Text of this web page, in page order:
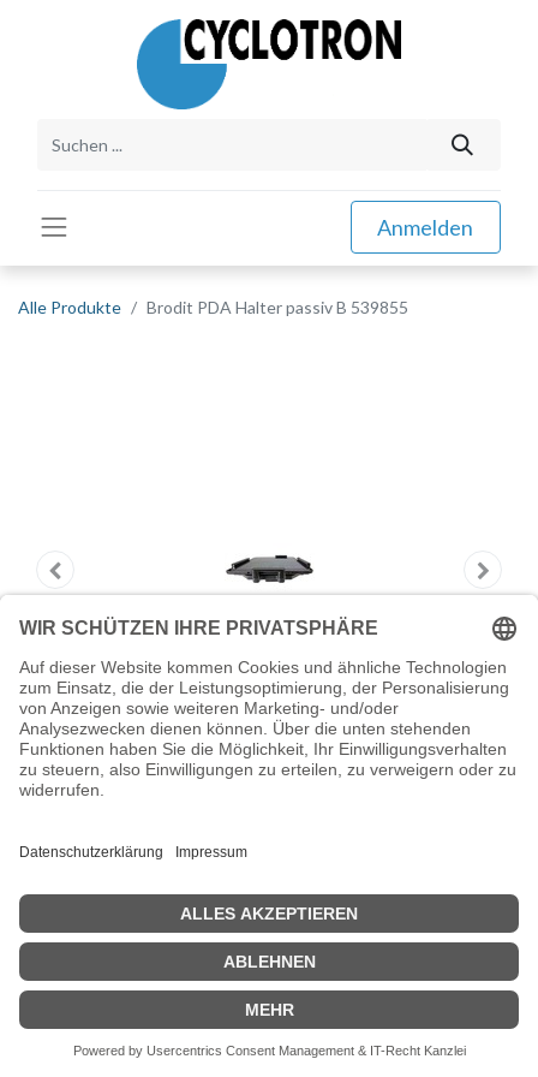
Anmelden
Alle Produkte Brodit PDA Halter passiv B 539855
Brodit PDA Halter passiv B 539855 - holder - lock - tilt - swivel -
Black
Zeige Preise inklusiv MwSt. (Brutto)
124,01€ inkl. MwSt.
IN DEN WARENKORB